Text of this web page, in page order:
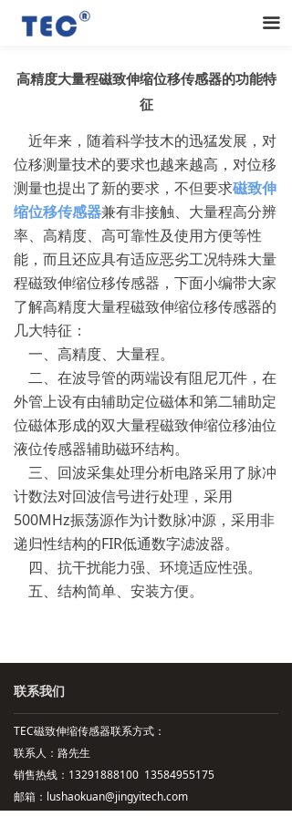
끀
高精度大量程磁致伸缩位移传感器的功能特
征
近年来，随着科学技木的迅猛发展，对
位移测量技术的要求也越来越高，对位移
测量也提出了新的要求，不但要求磁致伸
缩位移传感器兼有非接触、大量程高分辨
率、高精度、高可靠性及使用方便等性
能，而且还应具有适应恶劣工况特殊大量
程磁致伸缩位移传感器，下面小编带大家
了解高精度大量程磁致伸缩位移传感器的
几大特征：
一、高精度、大量程。
二、在波导管的两端设有阻尼兀件，在
外管上设有由辅助定位磁体和第二辅助定
位磁体形成的双大量程磁致伸缩位移油位
液位传感器辅助磁环结构。
三、回波采集处理分析电路采用了脉冲
计数法对回波信号进行处理，采用
500MHz振荡源作为计数脉冲源，采用非
递归性结构的FIR低通数字滤波器。
四、抗干扰能力强、环境适应性强。
五、结构简单、安装方便。
联系我们
TEC磁致伸缩传感器联系方式：
联系人：路先生
销售热线：13291888100 13584955175
邮箱：lushaokuan@jingyitech.com